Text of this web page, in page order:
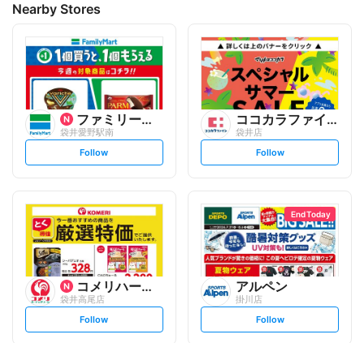
Nearby Stores
ファミリーマート
袋井愛野駅南
s
t
l
o
w
Follow
ココカラファイン
袋井店
s
t
l
o
w
Follow
コメリハード&グリーン
袋井高尾店
s
t
Follow
End Today
アルペン
掛川店
s
t
Follow